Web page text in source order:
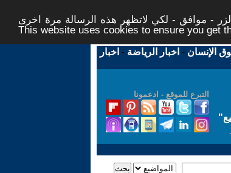
- موافق - لكي لاتظهر هذه الرسالة مرة اخرى -
This website uses cookies to ensure you get
الإنسان - اخبار الرياضة - اخبار
التبرع للموقع - ادعمونا
"